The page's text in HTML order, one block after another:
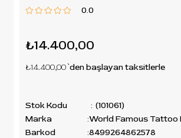
0.0
₺14.400,00
₺14.400,00`den başlayan taksitlerle
Stok Kodu
(101061)
Marka
:World Famous Tattoo
Barkod
:8499264862578